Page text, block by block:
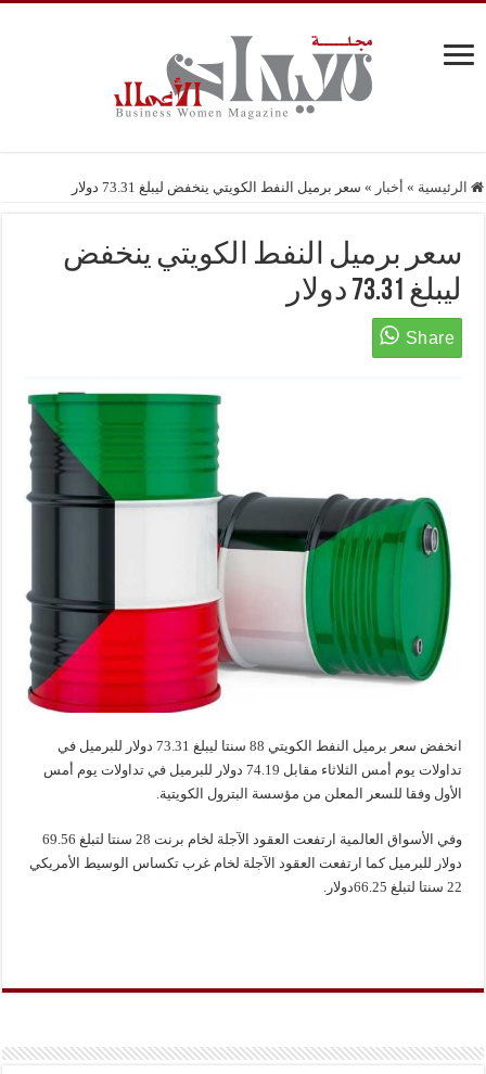
الرئيسية » أخبار » سعر برميل النفط الكويتي ينخفض ليبلغ 73.31 دولار
سعر برميل النفط الكويتي ينخفض
ليبلغ 73.31 دولار
انخفض سعر برميل النفط الكويتي 88 سنتا ليبلغ 73.31 دولار للبرميل في
تداولات يوم أمس الثلاثاء مقابل 74.19 دولار للبرميل في تداولات يوم أمس
الأول وفقا للسعر المعلن من مؤسسة البترول الكويتية.
وفي الأسواق العالمية ارتفعت العقود الآجلة لخام برنت 28 سنتا لتبلغ 69.56
دولار للبرميل كما ارتفعت العقود الآجلة لخام غرب تكساس الوسيط الأمريكي
22 سنتا لتبلغ 66.25دولار.